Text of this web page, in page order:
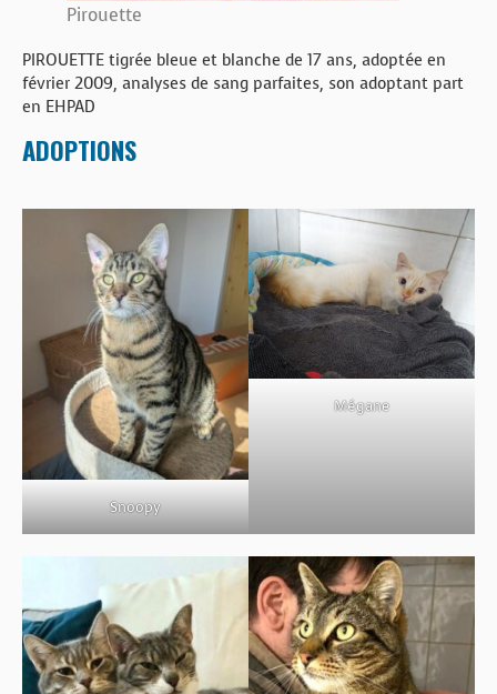
Pirouette
PIROUETTE tigrée bleue et blanche de 17 ans, adoptée en
février 2009, analyses de sang parfaites, son adoptant part
en EHPAD
ADOPTIONS
Snoopy
Mégane